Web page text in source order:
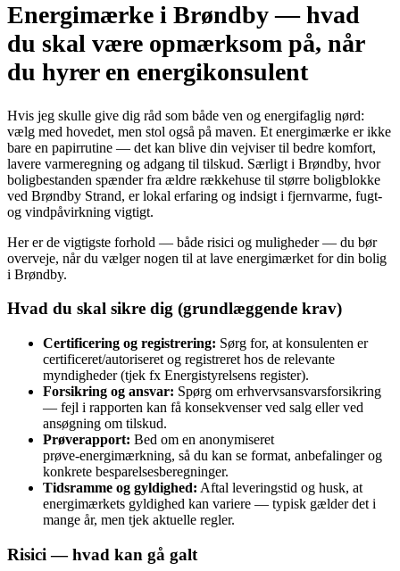
Energimærke i Brøndby — hvad
du skal være opmærksom på, når
du hyrer en energikonsulent
Hvis jeg skulle give dig råd som både ven og energifaglig nørd:
vælg med hovedet, men stol også på maven. Et energimærke er ikke
bare en papirrutine — det kan blive din vejviser til bedre komfort,
lavere varmeregning og adgang til tilskud. Særligt i Brøndby, hvor
boligbestanden spænder fra ældre rækkehuse til større boligblokke
ved Brøndby Strand, er lokal erfaring og indsigt i fjernvarme, fugt‑
og vindpåvirkning vigtigt.
Her er de vigtigste forhold — både risici og muligheder — du bør
overveje, når du vælger nogen til at lave energimærket for din bolig
i Brøndby.
Hvad du skal sikre dig (grundlæggende krav)
Certificering og registrering: Sørg for, at konsulenten er
certificeret/autoriseret og registreret hos de relevante
myndigheder (tjek fx Energistyrelsens register).
Forsikring og ansvar: Spørg om erhvervsansvarsforsikring
— fejl i rapporten kan få konsekvenser ved salg eller ved
ansøgning om tilskud.
Prøverapport: Bed om en anonymiseret
prøve‑energimærkning, så du kan se format, anbefalinger og
konkrete besparelsesberegninger.
Tidsramme og gyldighed: Aftal leveringstid og husk, at
energimærkets gyldighed kan variere — typisk gælder det i
mange år, men tjek aktuelle regler.
Risici — hvad kan gå galt